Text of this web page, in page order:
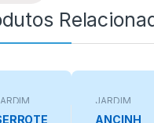
JARDIM
ANCINH